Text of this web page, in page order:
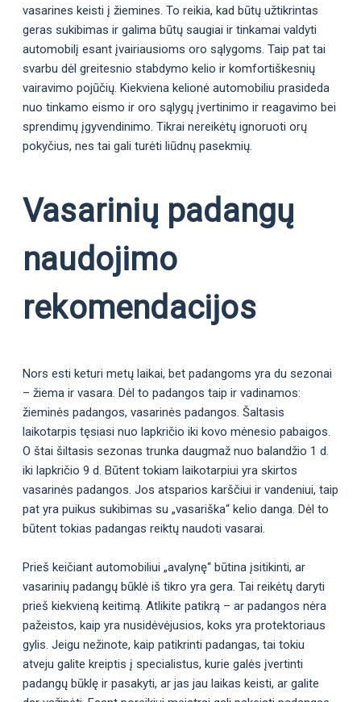
vasarines keisti į žiemines. To reikia, kad būtų užtikrintas
geras sukibimas ir galima būtų saugiai ir tinkamai valdyti
automobilį esant įvairiausioms oro sąlygoms. Taip pat tai
svarbu dėl greitesnio stabdymo kelio ir komfortiškesnių
vairavimo pojūčių. Kiekviena kelionė automobiliu prasideda
nuo tinkamo eismo ir oro sąlygų įvertinimo ir reagavimo bei
sprendimų įgyvendinimo. Tikrai nereikėtų ignoruoti orų
pokyčius, nes tai gali turėti liūdnų pasekmių.
Vasarinių padangų
naudojimo
rekomendacijos
Nors esti keturi metų laikai, bet padangoms yra du sezonai
– žiema ir vasara. Dėl to padangos taip ir vadinamos:
žieminės padangos, vasarinės padangos. Šaltasis
laikotarpis tęsiasi nuo lapkričio iki kovo mėnesio pabaigos.
O štai šiltasis sezonas trunka daugmaž nuo balandžio 1 d.
iki lapkričio 9 d. Būtent tokiam laikotarpiui yra skirtos
vasarinės padangos. Jos atsparios karščiui ir vandeniui, taip
pat yra puikus sukibimas su „vasariška“ kelio danga. Dėl to
būtent tokias padangas reiktų naudoti vasarai.
Prieš keičiant automobiliui „avalynę“ būtina įsitikinti, ar
vasarinių padangų būklė iš tikro yra gera. Tai reikėtų daryti
prieš kiekvieną keitimą. Atlikite patikrą – ar padangos nėra
pažeistos, kaip yra nusidėvėjusios, koks yra protektoriaus
gylis. Jeigu nežinote, kaip patikrinti padangas, tai tokiu
atveju galite kreiptis į specialistus, kurie galės įvertinti
padangų būklę ir pasakyti, ar jas jau laikas keisti, ar galite